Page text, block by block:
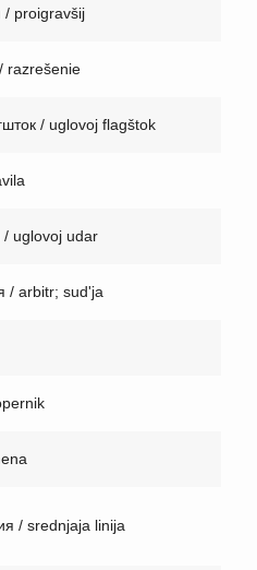
/ proigravšij
razrešenie
/ uglovoj flagštok
/ uglovoj udar
/ arbitr; sud'ja
/ srednjaja linija